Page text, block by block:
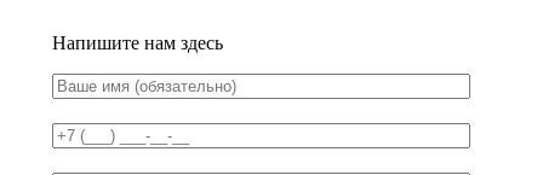
Напишите нам здесь